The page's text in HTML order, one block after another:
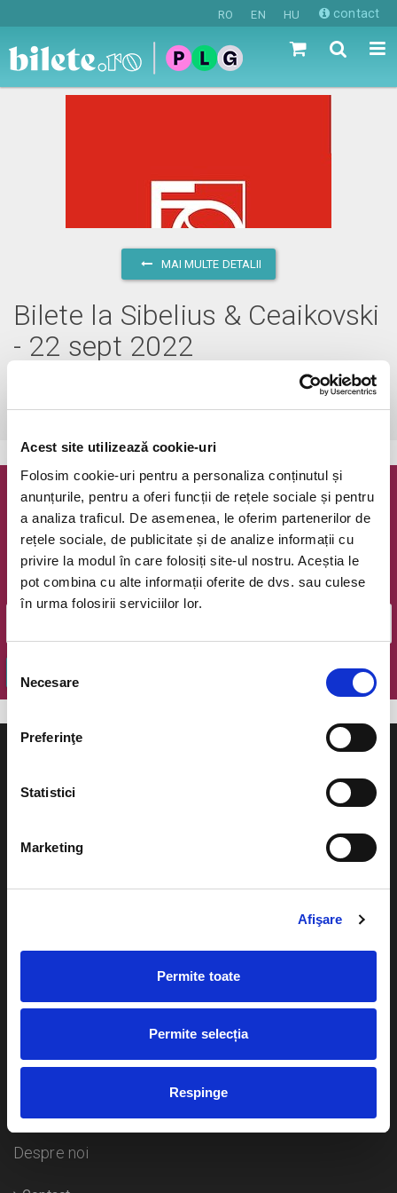
Acest site utilizează cookie-uri
Folosim cookie-uri pentru a personaliza conținutul și
anunțurile, pentru a oferi funcții de rețele sociale și pentru
a analiza traficul. De asemenea, le oferim partenerilor de
rețele sociale, de publicitate și de analize informații cu
privire la modul în care folosiți site-ul nostru. Aceștia le
pot combina cu alte informații oferite de dvs. sau culese
în urma folosirii serviciilor lor.
consimțământului
Necesare
Preferinţe
Statistici
Marketing
Afişare
Permite toate
Permite selecția
Respinge
RO EN HU contact
MAI MULTE DETALII
Bilete la Sibelius & Ceaikovski
- 22 sept 2022
Oradea, Filarmonica de Stat Oradeavezi pe harta
Newsletter @ Bilete.ro
Oferte exclusive si o editie saptamanala cu cele mai noi
evenimente.
Email
Plata online sau cash
Livrare prin curier
Duplicare bilete
Concerte si
Despre noi